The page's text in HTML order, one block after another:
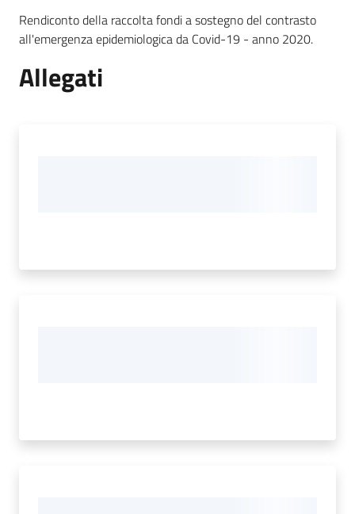
Amministrazione
Trasparente
Rendiconto della raccolta fondi a sostegno del contrasto
all'emergenza epidemiologica da Covid-19 - anno 2020.
Allegati